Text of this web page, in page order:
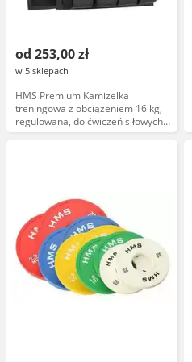
od 253,00 zł
w 5 sklepach
HMS Premium Kamizelka
treningowa z obciążeniem 16 kg,
regulowana, do ćwiczeń siłowych,
sportowa